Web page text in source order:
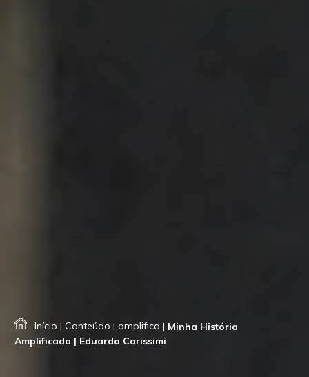
Início | Conteúdo | amplifica | Minha História
Amplificada | Eduardo Carissimi